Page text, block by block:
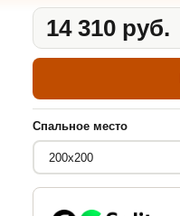
14 310 руб.
Спальное место